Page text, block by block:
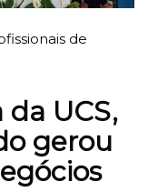
de
UCS,
gerou